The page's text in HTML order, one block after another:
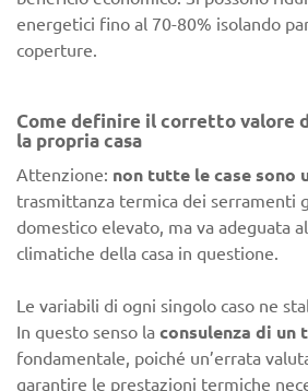
energetici fino al 70-80% isolando
coperture.
Come definire il corretto valore
la propria casa
Attenzione: non tutte le case sono
trasmittanza termica dei serramenti
domestico elevato, ma va adeguata
climatiche della casa in questione.
Le variabili di ogni singolo caso ne
In questo senso la consulenza di un
fondamentale, poiché un’errata
garantire le prestazioni termiche